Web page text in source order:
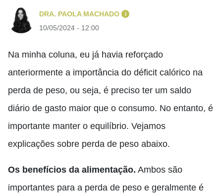
DRA. PAOLA MACHADO i
10/05/2024 - 12:00
Na minha coluna, eu já havia reforçado
anteriormente a importância do déficit calórico na
perda de peso, ou seja, é preciso ter um saldo
diário de gasto maior que o consumo. No entanto, é
importante manter o equilíbrio. Vejamos
explicações sobre perda de peso abaixo.
Os benefícios da alimentação. Ambos são
importantes para a perda de peso e geralmente é